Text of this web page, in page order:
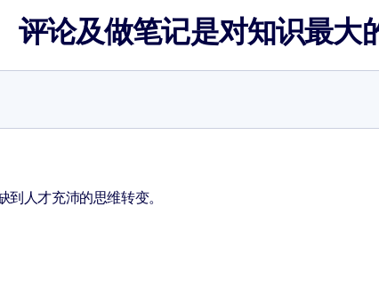
评论及做笔记是对知识最大
人才充沛的思维转变。